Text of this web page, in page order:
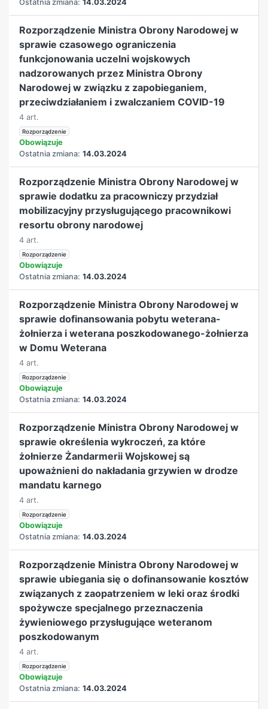
Ostatnia zmiana: 14.03.2024
Rozporządzenie Ministra Obrony Narodowej w
sprawie czasowego ograniczenia
funkcjonowania uczelni wojskowych
nadzorowanych przez Ministra Obrony
Narodowej w związku z zapobieganiem,
przeciwdziałaniem i zwalczaniem COVID-19
4 art.
Rozporządzenie
Obowiązuje
Ostatnia zmiana: 14.03.2024
Rozporządzenie Ministra Obrony Narodowej w
sprawie dodatku za pracowniczy przydział
mobilizacyjny przysługującego pracownikowi
resortu obrony narodowej
4 art.
Rozporządzenie
Obowiązuje
Ostatnia zmiana: 14.03.2024
Rozporządzenie Ministra Obrony Narodowej w
sprawie dofinansowania pobytu weterana-
żołnierza i weterana poszkodowanego-żołnierza
w Domu Weterana
4 art.
Rozporządzenie
Obowiązuje
Ostatnia zmiana: 14.03.2024
Rozporządzenie Ministra Obrony Narodowej w
sprawie określenia wykroczeń, za które
żołnierze Żandarmerii Wojskowej są
upoważnieni do nakładania grzywien w drodze
mandatu karnego
4 art.
Rozporządzenie
Obowiązuje
Ostatnia zmiana: 14.03.2024
Rozporządzenie Ministra Obrony Narodowej w
sprawie ubiegania się o dofinansowanie kosztów
związanych z zaopatrzeniem w leki oraz środki
spożywcze specjalnego przeznaczenia
żywieniowego przysługujące weteranom
poszkodowanym
4 art.
Rozporządzenie
Obowiązuje
Ostatnia zmiana: 14.03.2024